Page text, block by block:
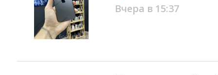
Вчера в 15:37